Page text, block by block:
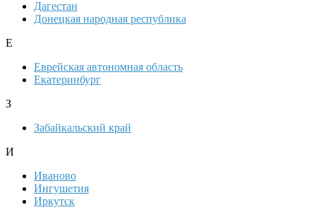
Дагестан
Донецкая народная республика
Е
Еврейская автономная область
Екатеринбург
З
Забайкальский край
И
Иваново
Ингушетия
Иркутск